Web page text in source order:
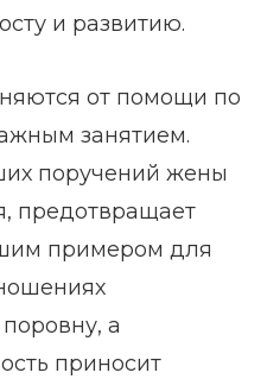
и развитию.
от помощи по
занятием.
поручений жены
предотвращает
примером для
а
приносит